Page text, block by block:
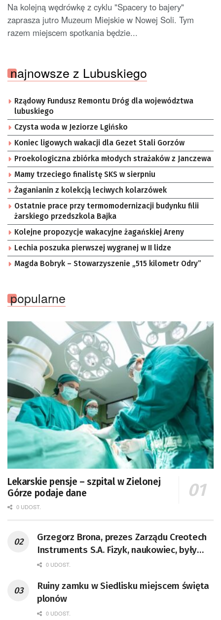
Na kolejną wędrówkę z cyklu "Spacery to bajery"
zaprasza jutro Muzeum Miejskie w Nowej Soli. Tym
razem miejscem spotkania będzie...
najnowsze z Lubuskiego
Rządowy Fundusz Remontu Dróg dla województwa
lubuskiego
Czysta woda w Jeziorze Lgińsko
Koniec ligowych wakacji dla Gezet Stali Gorzów
Proekologiczna zbiórka młodych strażaków z Janczewa
Mamy trzeciego finalistę SKS w sierpniu
Żaganianin z kolekcją leciwych kolarzówek
Ostatnie prace przy termomodernizacji budynku filii
żarskiego przedszkola Bajka
Kolejne propozycje wakacyjne żagańskiej Areny
Lechia poszuka pierwszej wygranej w II lidze
Magda Bobryk – Stowarzyszenie „515 kilometr Odry”
popularne
Lekarskie pensje – szpital w Zielonej
Górze podaje dane
0 UDOST.
Grzegorz Brona, prezes Zarządu Creotech
Instruments S.A. Fizyk, naukowiec, były
pracownik CERN w Genewie,
doktor habilitowany nauk fizycznych,
koordynator Rady Sektorowej ds.
Kompetencji Przemysłu Lotniczo-
0 UDOST.
Ruiny zamku w Siedlisku miejscem święta
plonów
0 UDOST.